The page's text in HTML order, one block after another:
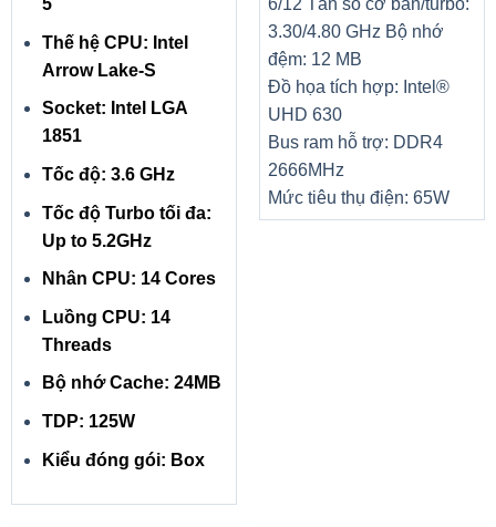
5
Thế hệ CPU: Intel
Arrow Lake-S
Socket: Intel LGA
1851
Tốc độ: 3.6 GHz
Tốc độ Turbo tối đa:
Up to 5.2GHz
Nhân CPU: 14 Cores
Luồng CPU: 14
Threads
Bộ nhớ Cache: 24MB
TDP: 125W
Kiểu đóng gói: Box
6/12
Tần số cơ bản/turbo:
3.30/4.80 GHz Bộ nhớ
đệm: 12 MB
Đồ họa tích hợp: Intel®
UHD 630
Bus ram hỗ trợ: DDR4
2666MHz
Mức tiêu thụ điện: 65W